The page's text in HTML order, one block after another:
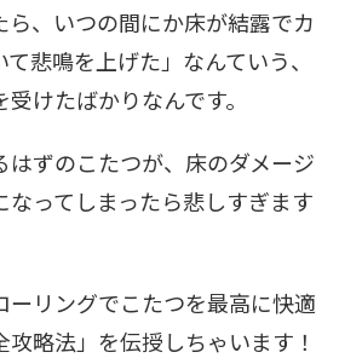
ら、いつの間にか床が結露でカ
悲鳴を上げた」なんていう、
けたばかりなんです。
ずのこたつが、床のダメージ
なってしまったら悲しすぎます
ーリングでこたつを最高に快適
略法」を伝授しちゃいます！